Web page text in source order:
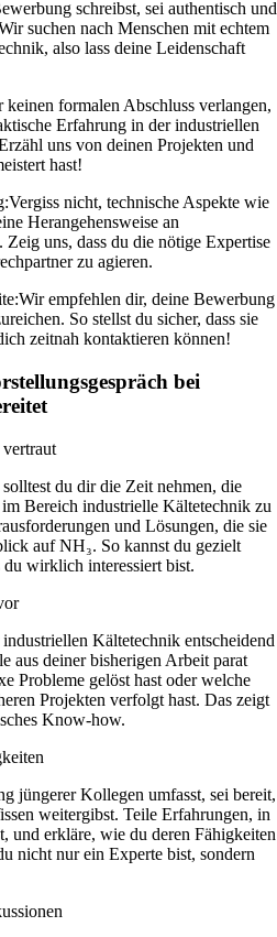
schreibst, sei authentisch und
suchen nach Menschen mit echtem
also lass deine Leidenschaft
keinen formalen Abschluss verlangen,
Erfahrung in der industriellen
uns von deinen Projekten und
hast!
Vergiss nicht, technische Aspekte wie
Herangehensweise an
uns, dass du die nötige Expertise
zu agieren.
Wir empfehlen dir, deine Bewerbung
So stellst du sicher, dass sie
zeitnah kontaktieren können!
bei
du dir die Zeit nehmen, die
Bereich industrielle Kältetechnik zu
und Lösungen, die sie
auf NH₃. So kannst du gezielt
du wirklich interessiert bist.
Kältetechnik entscheidend
aus deiner bisherigen Arbeit parat
Probleme gelöst hast oder welche
Projekten verfolgt hast. Das zeigt
Know-how.
jüngerer Kollegen umfasst, sei bereit,
weitergibst. Teile Erfahrungen, in
und erkläre, wie du deren Fähigkeiten
nicht nur ein Experte bist, sondern